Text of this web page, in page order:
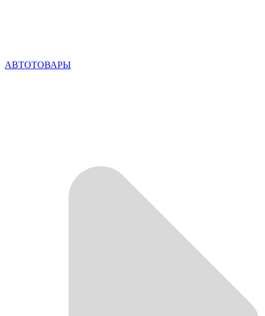
АВТОТОВАРЫ